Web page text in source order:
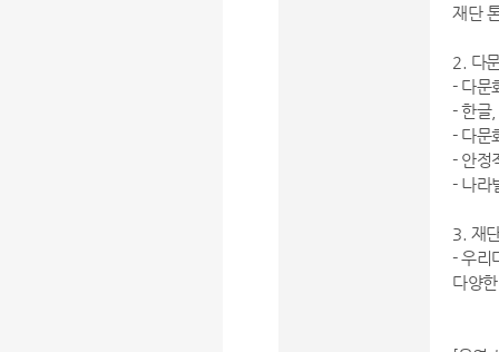
재단
2. 다
- 다문
- 한글
- 다문
- 안정
- 나라
3. 재
- 우리
다양